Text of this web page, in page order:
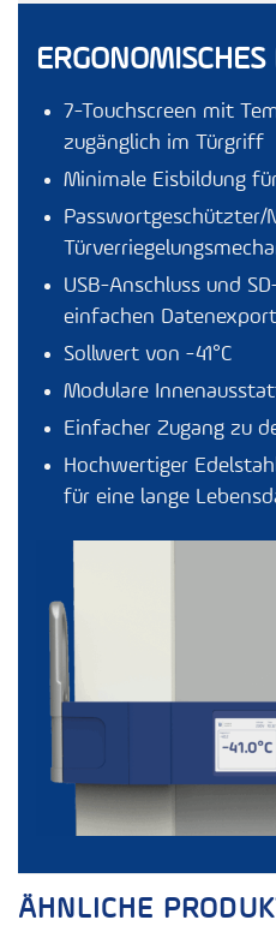
ERGONOMISCHES
7-Touchscreen mit
zugänglich im Türgriff
Minimale Eisbildung
Passwortgeschützter/
USB-Anschluss und
einfachen Datenexport
Sollwert von -41°C
Modulare
Einfacher Zugang zu
Hochwertiger
für eine lange
ÄHNLICHE